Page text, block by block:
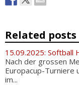
Related posts
15.09.2025: Softball
Nach der grossen
Europacup-Turniere
im...